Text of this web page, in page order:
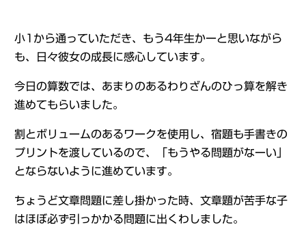
小1から通っていただき、もう4年生かーと思いながら
も、日々彼女の成長に感心しています。
今日の算数では、あまりのあるわりざんのひっ算を解き
進めてもらいました。
割とボリュームのあるワークを使用し、宿題も手書きの
プリントを渡しているので、「もうやる問題がなーい」
とならないように進めています。
ちょうど文章問題に差し掛かった時、文章題が苦手な子
はほぼ必ず引っかかる問題に出くわしました。